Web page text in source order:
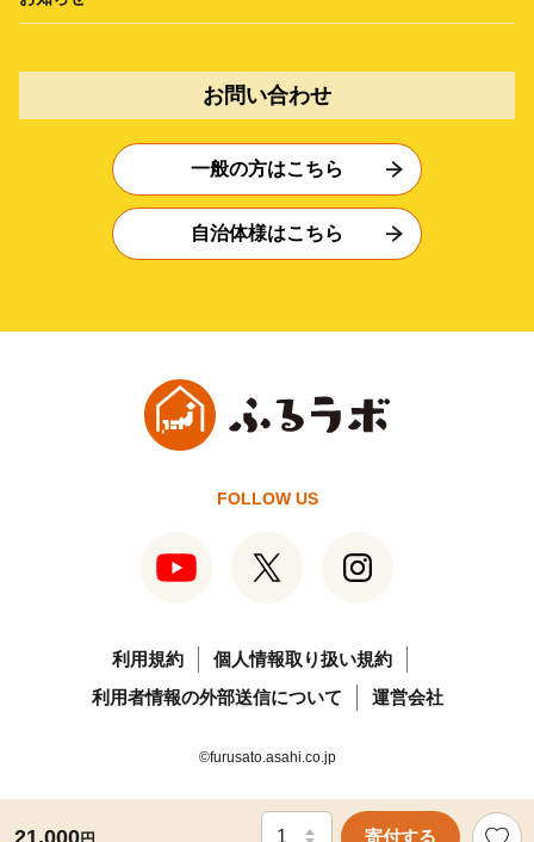
21,000 寄付する
お問い合わせ
一般の方はこちら
自治体様はこちら
FOLLOW US
利用規約
個人情報取り扱い規約
利用者情報の外部送信について
運営会社
©furusato.asahi.co.jp